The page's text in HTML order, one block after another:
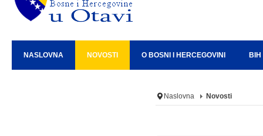
NASLOVNA NOVOSTI O BOSNI I HERCEGOVINI
Naslovna Novosti